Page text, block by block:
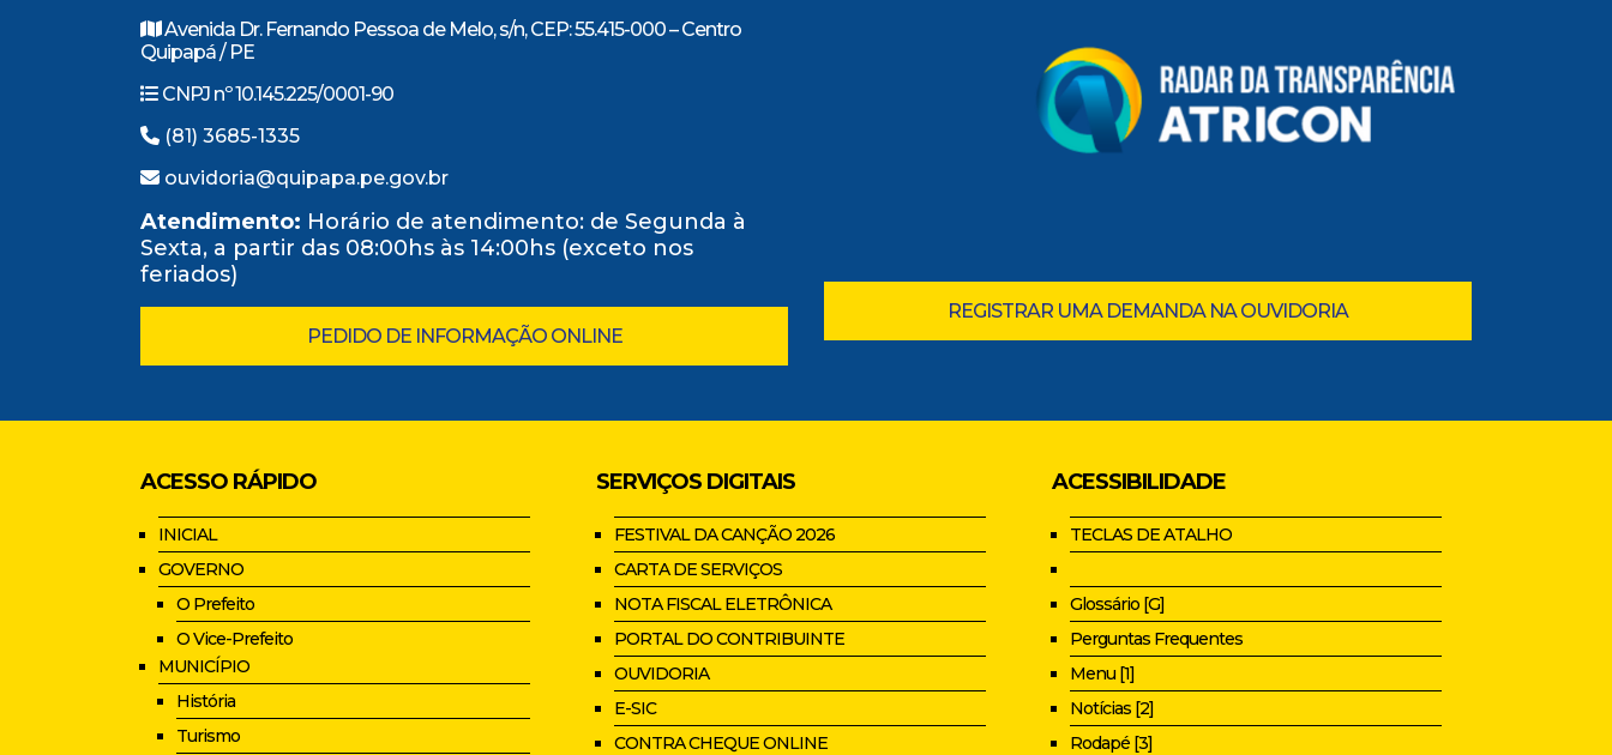
Avenida Dr. Fernando Pessoa de Melo, s/n, CEP: 55.415-000 – Centro
Quipapá / PE
CNPJ nº 10.145.225/0001-90
(81) 3685-1335
ouvidoria@quipapa.pe.gov.br
Atendimento: Horário de atendimento: de Segunda à
Sexta, a partir das 08:00hs às 14:00hs (exceto nos
feriados)
PEDIDO DE INFORMAÇÃO ONLINE
REGISTRAR UMA DEMANDA NA OUVIDORIA
ACESSO RÁPIDO
INICIAL
GOVERNO
O Prefeito
O Vice-Prefeito
MUNICÍPIO
História
Turismo
SERVIÇOS DIGITAIS
FESTIVAL DA CANÇÃO 2026
CARTA DE SERVIÇOS
NOTA FISCAL ELETRÔNICA
PORTAL DO CONTRIBUINTE
OUVIDORIA
E-SIC
CONTRA CHEQUE ONLINE
ACESSIBILIDADE
TECLAS DE ATALHO
Glossário [G]
Perguntas Frequentes
Menu [1]
Notícias [2]
Rodapé [3]